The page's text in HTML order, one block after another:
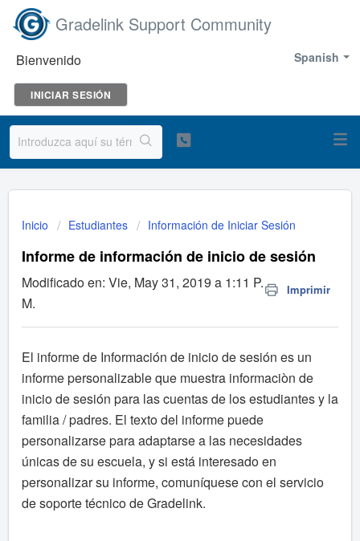
Gradelink Support Community
Spanish
Bienvenido
INICIAR SESIÓN
Inicio Estudiantes Información de Iniciar Sesión
Informe de información de inicio de sesión
Imprimir
Modificado en: Vie, May 31, 2019 a 1:11 P.
M.
El informe de Información de inicio de sesión es un
informe personalizable que muestra informaciòn de
inicio de sesión para las cuentas de los estudiantes y la
familia / padres. El texto del informe puede
personalizarse para adaptarse a las necesidades
únicas de su escuela, y si está interesado en
personalizar su informe, comuníquese con el servicio
de soporte técnico de Gradelink.